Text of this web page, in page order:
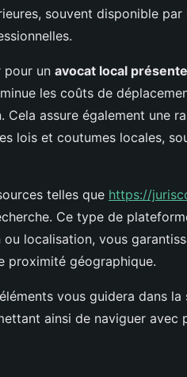
souvent disponible
pour un avocat local
les coûts de
Cela assure également une
lois et coutumes locales,
telles que https://
Ce type de
localisation, vous
proximité géographique.
vous guidera dans
ainsi de naviguer avec